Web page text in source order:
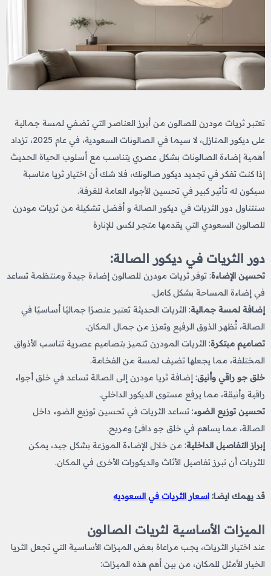
تعتبر ثريات مودرن للصالون من أبرز العناصر التي تضفي لمسة جمالية
على ديكور المنازل، لا سيما في الصالونات السعودية، في عام 2025، تزداد
أهمية إضاءة الصالونات بشكل عصري يتناسب مع أسلوب الحياة الحديث
إذا كنت تفكر في تجديد ديكور صالونك، فلا شك أن اختيار ثريا مناسبة
سيكون له تأثير كبير في تحسين الأجواء العامة للغرفة.
سنتناول دور الثريات في ديكور الصالة و أفضل تشكيلة من ثريات مودرن
للصالون السعودي التي يقدمها متجر لكس للإنارة
دور الثريات في ديكور الصالة:
تحسين الإضاءة: توفر ثريات مودرن للصالون إضاءة جيدة ومنتظمة تساعد
في إضاءة المساحة بشكل كامل.
إضافة لمسة جمالية: الثريات الحديثة تعتبر عنصرًا جماليًا أساسيًا في
الصالة، تُظهر الذوق الرفيع وتعزز من جمال المكان.
تصاميم مبتكرة: الثريات المودرن تتميز بتصاميم عصرية تناسب الأذواق
المختلفة، مما يجعلها تضيف لمسة من الفخامة.
خلق جو راقي وأنيق: إضافة ثريا مودرن إلى الصالة تساعد في خلق أجواء
راقية وأنيقة، مما يرفع مستوى الديكور الداخلي.
تحسين توزيع الضوء: تساعد الثريات في تحسين توزيع الضوء داخل
الصالة، مما يساهم في خلق جو دافئ ومريح.
إبراز التفاصيل الداخلية: من خلال الإضاءة الموزعة بشكل جيد، يمكن
للثريات أن تبرز تفاصيل الأثاث والديكورات الأخرى في المكان.
قد يهمك ايضا: اسعار الثريات في السعوديه
الميزات الأساسية لثريات الصالون
عند اختيار الثريات، يجب مراعاة بعض الميزات الأساسية التي تجعل الثريا
الخيار الأمثل للمكان، من بين أهم هذه الميزات: